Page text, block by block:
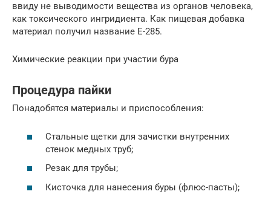
ввиду не выводимости вещества из органов человека,
как токсического ингридиента. Как пищевая добавка
материал получил название Е-285.
Химические реакции при участии бура
Процедура пайки
Понадобятся материалы и приспособления:
Стальные щетки для зачистки внутренних
стенок медных труб;
Резак для трубы;
Кисточка для нанесения буры (флюс-пасты);